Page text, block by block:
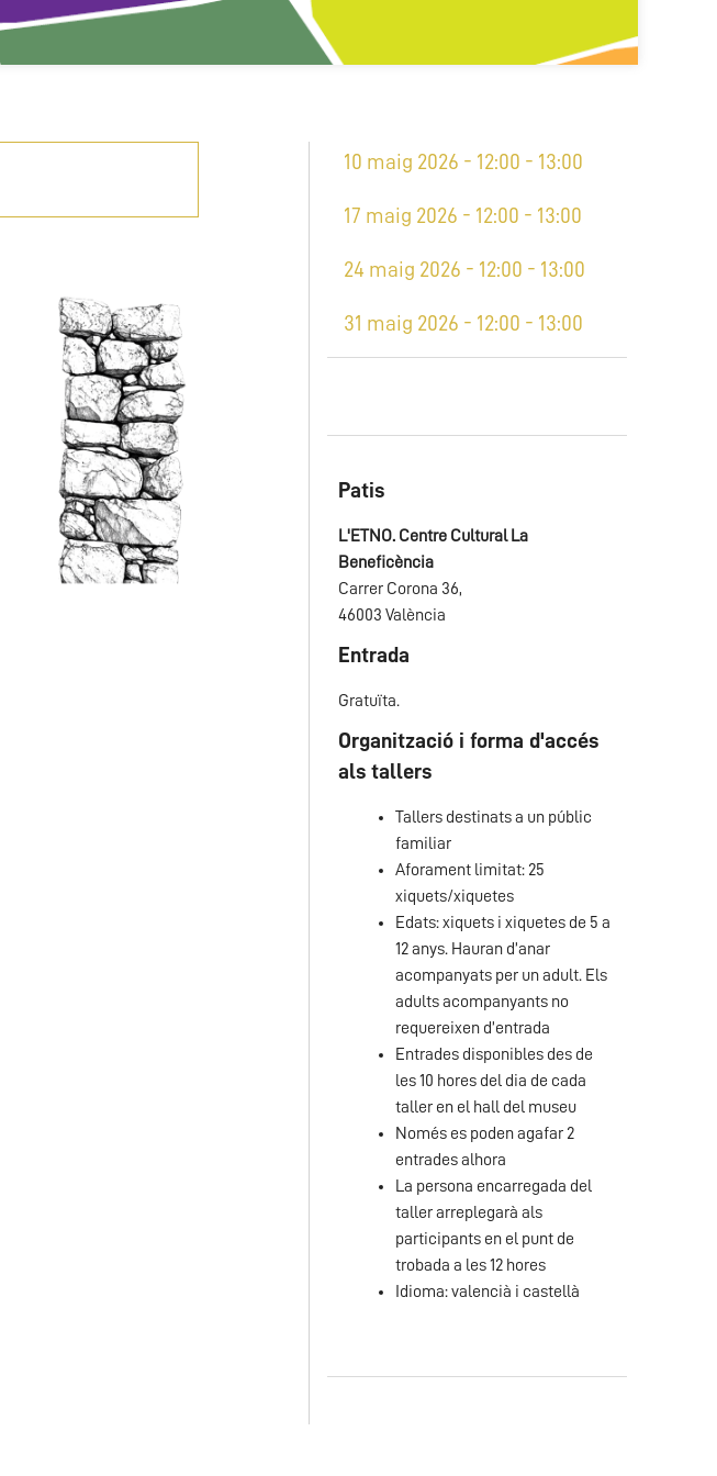
10 maig 2026 - 12:00 - 13:00
17 maig 2026 - 12:00 - 13:00
24 maig 2026 - 12:00 - 13:00
31 maig 2026 - 12:00 - 13:00
Patis
L'ETNO. Centre Cultural La
Beneficència
Carrer Corona 36,
46003 València
Entrada
Gratuïta.
Organització i forma d'accés
als tallers
Tallers destinats a un públic
familiar
Aforament limitat: 25
xiquets/xiquetes
Edats: xiquets i xiquetes de 5 a
12 anys. Hauran d’anar
acompanyats per un adult. Els
adults acompanyants no
requereixen d’entrada
Entrades disponibles des de
les 10 hores del dia de cada
taller en el hall del museu
Només es poden agafar 2
entrades alhora
La persona encarregada del
taller arreplegarà als
participants en el punt de
trobada a les 12 hores
Idioma: valencià i castellà